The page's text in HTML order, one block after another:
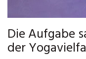
Die Aufgabe
der